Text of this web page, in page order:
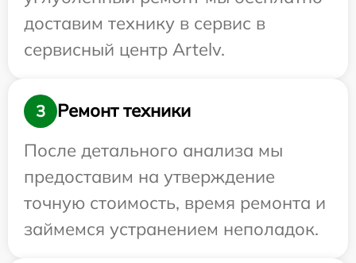
доставим технику в сервис в
сервисный центр Artelv.
3
Ремонт техники
После детального анализа мы
предоставим на утверждение
точную стоимость, время ремонта и
займемся устранением неполадок.